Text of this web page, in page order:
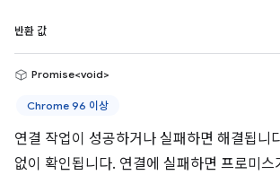
반환 값
Promise<void>
Chrome 96 이상
연결 작업이 성공하거나 실패하면 해결됩니
없이 확인됩니다. 연결에 실패하면 프로미스